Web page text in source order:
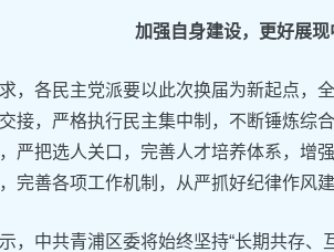
加强自身建设，更好展
，各民主党派要以此次换届为新起点，
接，严格执行民主集中制，不断锤炼综
严把选人关口，完善人才培养体系，增
完善各项工作机制，从严抓好纪律作风
，中共青浦区委将始终坚持“长期共存